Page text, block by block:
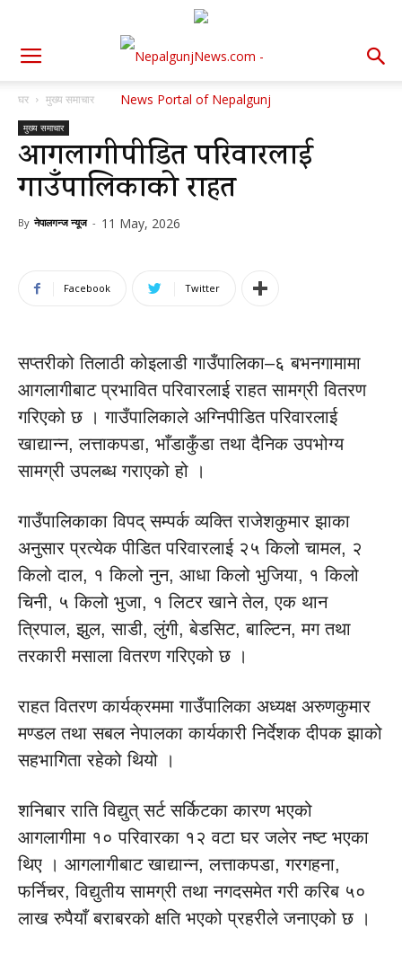
घर मुख्य समाचार
मुख्य समाचार
आगलागीपीडित परिवारलाई
गाउँपालिकाको राहत
By नेपालगन्ज न्यूज - 11 May, 2026
Facebook Twitter
सप्तरीको तिलाठी कोइलाडी गाउँपालिका–६ बभनगामामा
आगलागीबाट प्रभावित परिवारलाई राहत सामग्री वितरण
गरिएको छ । गाउँपालिकाले अग्निपीडित परिवारलाई
खाद्यान्न, लत्ताकपडा, भाँडाकुँडा तथा दैनिक उपभोग्य
सामग्री उपलब्ध गराएको हो ।
गाउँपालिकाका विपद् सम्पर्क व्यक्ति राजेशकुमार झाका
अनुसार प्रत्येक पीडित परिवारलाई २५ किलो चामल, २
किलो दाल, १ किलो नुन, आधा किलो भुजिया, १ किलो
चिनी, ५ किलो भुजा, १ लिटर खाने तेल, एक थान
त्रिपाल, झुल, साडी, लुंगी, बेडसिट, बाल्टिन, मग तथा
तरकारी मसाला वितरण गरिएको छ ।
राहत वितरण कार्यक्रममा गाउँपालिका अध्यक्ष अरुणकुमार
मण्डल तथा सबल नेपालका कार्यकारी निर्देशक दीपक झाको
सहभागिता रहेको थियो ।
शनिबार राति विद्युत् सर्ट सर्किटका कारण भएको
आगलागीमा १० परिवारका १२ वटा घर जलेर नष्ट भएका
थिए । आगलागीबाट खाद्यान्न, लत्ताकपडा, गरगहना,
फर्निचर, विद्युतीय सामग्री तथा नगदसमेत गरी करिब ५०
लाख रुपैयाँ बराबरको क्षति भएको प्रहरीले जनाएको छ ।